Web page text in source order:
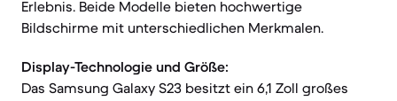
Erlebnis. Beide Modelle bieten hochwertige
Bildschirme mit unterschiedlichen Merkmalen.
Display-Technologie und Größe:
Das Samsung Galaxy S23 besitzt ein 6,1 Zoll großes